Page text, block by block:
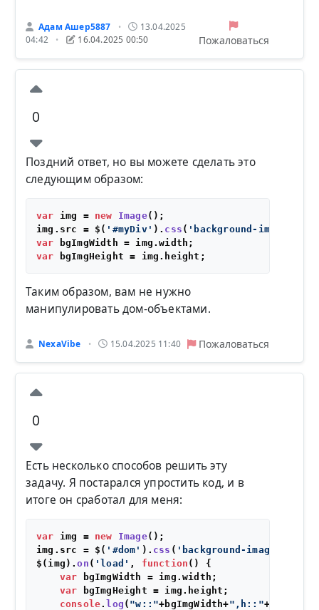
Адам Ашер5887 •
13.04.2025
04:42
• 16.04.2025 00:50 Пожаловаться
0
Поздний ответ, но вы можете сделать это
следующим образом:
var img = new Image();
img. src = $( '#myDiv' ). css ( 'background-image'
var bgImgWidth = img.width
var bgImgHeight = img. height
Таким образом, вам не нужно
манипулировать дом-объектами.
NexaVibe • 15.04.2025 11:40 Пожаловаться
0
Есть несколько способов решить эту
задачу. Я постарался упростить код, и в
итоге он сработал для меня:
var img = new Image();
img. src = $( '#dom' ). css ( 'background-image'
$(img).on ( 'load' , function ( ) {
var bgImgWidth = img.width ;
var bgImgHeight = img. height ;
console. log ( "w::"+bgImgWidth+",h::"